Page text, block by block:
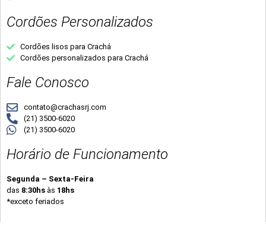
Cordões Personalizados
Cordões lisos para Crachá
Cordões personalizados para Crachá
Fale Conosco
contato@crachasrj.com
(21) 3500-6020
(21) 3500-6020
Horário de Funcionamento
Segunda – Sexta-Feira
das 8:30hs às 18hs
*exceto feriados